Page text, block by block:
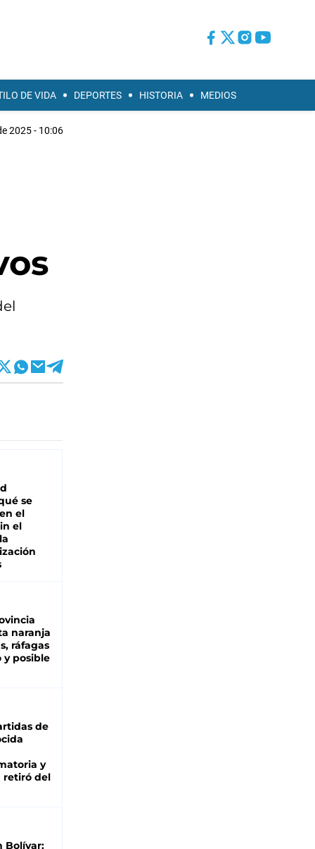
DE VIDA DEPORTES HISTORIA MEDIOS
2025 - 10:06
se
el
el
naranja
ráfagas
y posible
de
y
retiró del
Bolívar: